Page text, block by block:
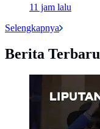
11 jam lalu
Selengkapnya
Berita Terbaru